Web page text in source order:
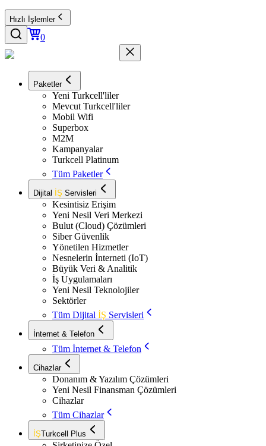
Hızlı İşlemler
0
Paketler
Yeni Turkcell'liler
Mevcut Turkcell'liler
Mobil Wifi
Superbox
M2M
Kampanyalar
Turkcell Platinum
Tüm Paketler
Dijital İŞ Servisleri
Kesintisiz Erişim
Yeni Nesil Veri Merkezi
Bulut (Cloud) Çözümleri
Siber Güvenlik
Yönetilen Hizmetler
Nesnelerin İnterneti (IoT)
Büyük Veri & Analitik
İş Uygulamaları
Yeni Nesil Teknolojiler
Sektörler
Tüm Dijital İŞ Servisleri
İnternet & Telefon
Tüm İnternet & Telefon
Cihazlar
Donanım & Yazılım Çözümleri
Yeni Nesil Finansman Çözümleri
Cihazlar
Tüm Cihazlar
İŞTurkcell Plus